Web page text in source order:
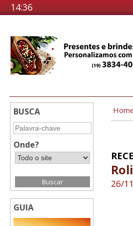
14:36
BUSCA
Onde?
GUIA
26/